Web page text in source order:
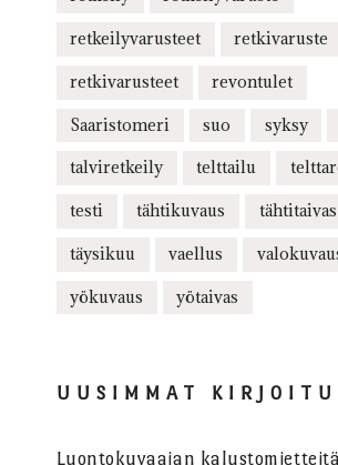
retkeilyvarusteet retkivaruste
retkivarusteet revontulet
Saaristomeri suo syksy
talviretkeily telttailu
testi tähtikuvaus tähtitaivas
täysikuu vaellus
yökuvaus yötaivas
UUSIMMAT
Luontokuvaajan